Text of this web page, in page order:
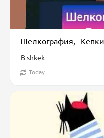
Шелкография, |
Bishkek
Today